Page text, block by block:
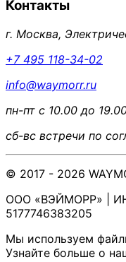
Контакты
г. Москва,
+7 495 118-34-02
info@waymorr.ru
пн-пт с 10.00 до
сб-вс встречи по
© 2017 - 2026
ООО «ВЭЙМОРР» |
5177746383205
Мы используем
Узнайте больше о